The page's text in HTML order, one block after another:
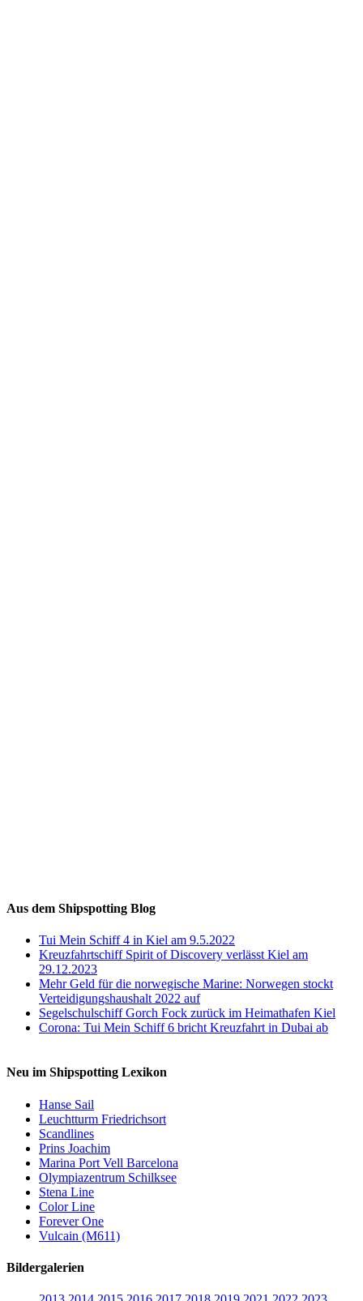
Aus dem Shipspotting Blog
Tui Mein Schiff 4 in Kiel am 9.5.2022
Kreuzfahrtschiff Spirit of Discovery verlässt Kiel am
29.12.2023
Mehr Geld für die norwegische Marine: Norwegen stockt
Verteidigungshaushalt 2022 auf
Segelschulschiff Gorch Fock zurück im Heimathafen Kiel
Corona: Tui Mein Schiff 6 bricht Kreuzfahrt in Dubai ab
Neu im Shipspotting Lexikon
Hanse Sail
Leuchtturm Friedrichsort
Scandlines
Prins Joachim
Marina Port Vell Barcelona
Olympiazentrum Schilksee
Stena Line
Color Line
Forever One
Vulcain (M611)
Bildergalerien